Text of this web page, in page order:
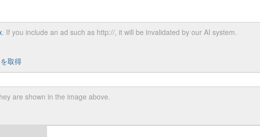
. If you include an ad such as http://, it will be invalidated by our AI system.
取得
are shown in the image above.